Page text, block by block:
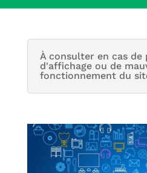
À consulter en cas de
d'affichage ou de
fonctionnement du